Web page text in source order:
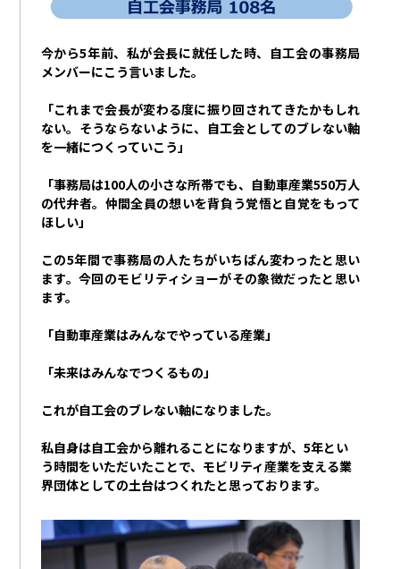
今から5年前、私が会長に就任した時、自工会の事務局
メンバーにこう言いました。
「これまで会長が変わる度に振り回されてきたかもしれ
ない。そうならないように、自工会としてのブレない軸
を一緒につくっていこう」
「事務局は100人の小さな所帯でも、自動車産業550万人
の代弁者。仲間全員の想いを背負う覚悟と自覚をもって
ほしい」
この5年間で事務局の人たちがいちばん変わったと思い
ます。今回のモビリティショーがその象徴だったと思い
ます。
「自動車産業はみんなでやっている産業」
「未来はみんなでつくるもの」
これが自工会のブレない軸になりました。
私自身は自工会から離れることになりますが、 5年とい
う時間をいただいたことで、モビリティ産業を支える業
界団体としての土台はつくれたと思っております。